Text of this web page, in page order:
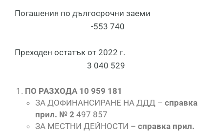
Погашения по дългосрочни заеми
-553 740
Преходен остатък от 2022 г.
3 040 529
ПО РАЗХОДА 10 959 181
ЗА ДОФИНАНСИРАНЕ НА ДДД – справка
прил. № 2 497 857
ЗА МЕСТНИ ДЕЙНОСТИ – справка прил.